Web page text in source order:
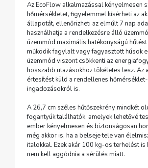
Az EcoFlow alkalmazással kényelmesen
hőmérsékletet, figyelemmel kísérheti az
állapotát, ellenőrizheti az elmúlt 7 nap
használhatja a rendelkezésre álló
üzemmód maximális hatékonyságú
működik fagylalt vagy fagyasztott húsok
üzemmód viszont csökkenti az
hosszabb utazásokhoz tökéletes lesz. Az
értesítést küld a rendellenes hőmérséklet-
ingadozásokról is.
A 26,7 cm széles hűtőszekrény mindkét
fogantyúk találhatók, amelyek lehetővé
ember kényelmesen és biztonságosan
még akkor is, ha a belseje tele van
italokkal. Ezek akár 100 kg-os terhelést is
nem kell aggódnia a sérülés miatt.